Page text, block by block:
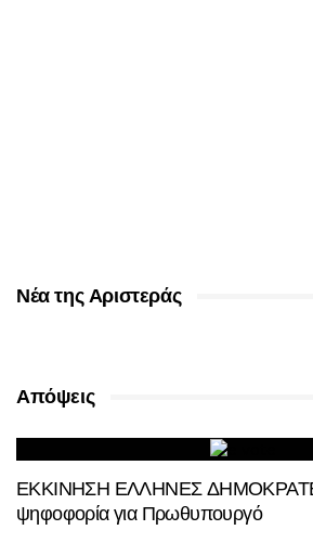
Νέα της Αριστεράς
Απόψεις
ΕΚΚΙΝΗΣΗ ΕΛΛΗΝΕΣ
ψηφοφορία για Πρωθυπουργό